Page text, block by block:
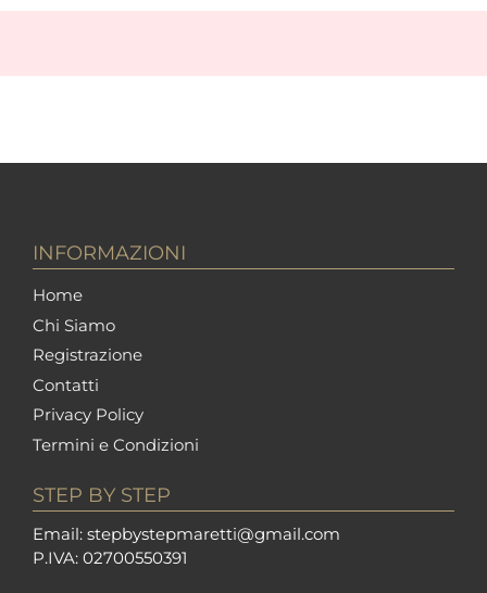
INFORMAZIONI
Home
Chi Siamo
Registrazione
Contatti
Privacy Policy
Termini e Condizioni
STEP BY STEP
Email: stepbystepmaretti@gmail.com
P.IVA: 02700550391